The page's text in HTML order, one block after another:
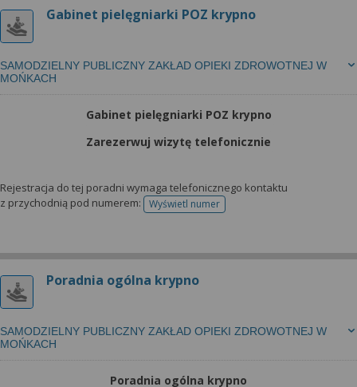
Gabinet pielęgniarki POZ krypno
SAMODZIELNY PUBLICZNY ZAKŁAD OPIEKI ZDROWOTNEJ W
MOŃKACH
Gabinet pielęgniarki POZ krypno
Zarezerwuj wizytę telefonicznie
Rejestracja do tej poradni wymaga telefonicznego kontaktu
z przychodnią pod numerem:
Wyświetl numertelefonu do rejestracji
Poradnia ogólna krypno
SAMODZIELNY PUBLICZNY ZAKŁAD OPIEKI ZDROWOTNEJ W
MOŃKACH
Poradnia ogólna krypno